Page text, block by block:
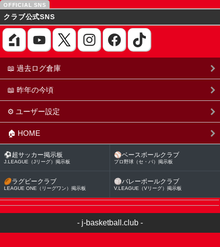
クラブ公式SNS
📖 過去ログ倉庫
📖 昨年の今頃
⚙️ ユーザー設定
🏠 HOME
⚽超サッカー掲示板
J.LEAGUE（Jリーグ）掲示板
⚾ベースボールクラブ
プロ野球（セ・パ）掲示板
🏉ラグビークラブ
LEAGUE ONE（リーグワン）掲示板
🏐バレーボールクラブ
V.LEAGUE（Vリーグ）掲示板
- j-basketball.club -